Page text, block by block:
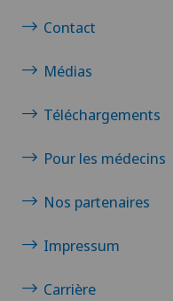
Contact
Médias
Téléchargements
Pour les médecins
Nos partenaires
Impressum
Carrière